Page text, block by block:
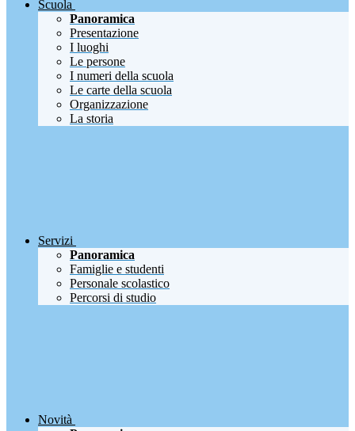
Scuola
Panoramica
Presentazione
I luoghi
Le persone
I numeri della scuola
Le carte della scuola
Organizzazione
La storia
Servizi
Panoramica
Famiglie e studenti
Personale scolastico
Percorsi di studio
Novità